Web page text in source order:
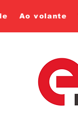
Ao volante